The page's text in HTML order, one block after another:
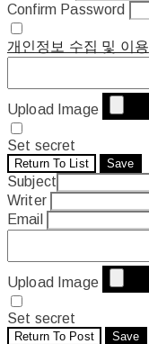
Confirm Password
개인정보 수집 및 이용
Upload Image
Set secret
Return To List Save
Subject
Writer
Email
Upload Image
Set secret
Return To Post Save